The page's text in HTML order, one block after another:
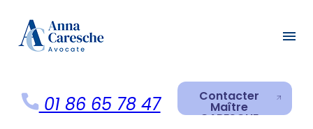
menu
01 86 65 78 47 Contacter
Maître
CARESCHE
Contacter